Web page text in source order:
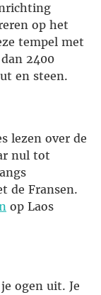
op het
tempel met
2400
en steen.
lezen over de
nul tot
de Fransen.
op Laos
ogen uit. Je